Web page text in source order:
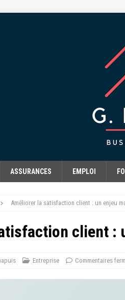
ASSURANCES EMPLOI
Améliorer la satisfaction client : un enjeu
client :
Entreprise Commentaires